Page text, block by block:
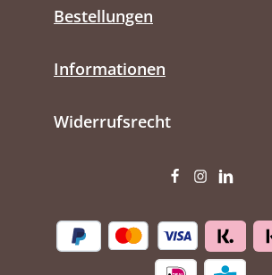
Bestellungen
Informationen
Widerrufsrecht